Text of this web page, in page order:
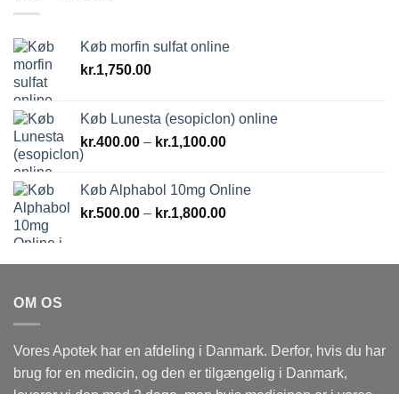
Køb morfin sulfat online
kr.1,750.00
Køb Lunesta (esopiclon) online
kr.400.00 – kr.1,100.00Prisinterval:
kr.1,100.00
Køb Alphabol 10mg Online
kr.500.00 – kr.1,800.00Prisinterval:
kr.1,800.00
OM OS
Vores Apotek har en afdeling i Danmark. Derfor, hvis du har
brug for en medicin, og den er tilgængelig i Danmark,